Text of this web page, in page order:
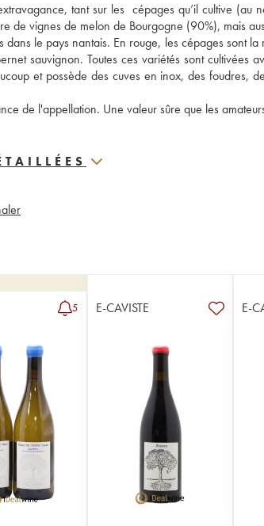
tant sur les  cépages qu’il cultive
de vignes de melon de Bourgogne (90%), mais
dans le pays nantais. En rouge, les cépages sont
sauvignon. Toutes ces variétés sont cultivées
et possède des cuves en inox, des foudres,
de l'appellation. Une valeur sûre que les
5 E-CAVISTE E-